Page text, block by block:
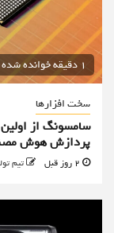
1 دقیقه خوانده شده
سخت افزارها
پردازش هوش
تیم